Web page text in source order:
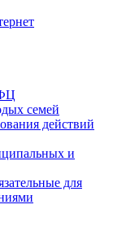
семей
действий
и
для